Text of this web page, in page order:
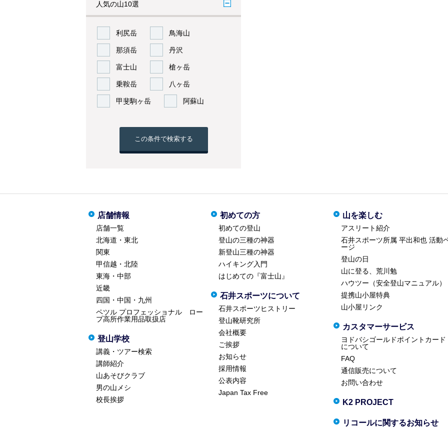
人気の山10選
利尻岳 鳥海山
那須岳 丹沢
富士山 槍ヶ岳
乗鞍岳 八ヶ岳
甲斐駒ヶ岳 阿蘇山
この条件で検索する
店舗情報
店舗一覧
北海道・東北
関東
甲信越・北陸
東海・中部
近畿
四国・中国・九州
ペツル プロフェッショナル ロー
プ高所作業用品取扱店
登山学校
講義・ツアー検索
講師紹介
山あそびクラブ
男の山メシ
校長挨拶
初めての方
初めての登山
登山の三種の神器
新登山三種の神器
ハイキング入門
はじめての『富士山』
石井スポーツについて
石井スポーツヒストリー
登山靴研究所
会社概要
ご挨拶
お知らせ
採用情報
公表内容
Japan Tax Free
山を楽しむ
アスリート紹介
石井スポーツ所属 平出和也 活動
ージ
登山の日
山に登る、荒川勉
ハウツー（安全登山マニュアル）
提携山小屋特典
山小屋リンク
カスタマーサービス
ヨドバシゴールドポイントカード
について
FAQ
通信販売について
お問い合わせ
K2 PROJECT
リコールに関するお知らせ